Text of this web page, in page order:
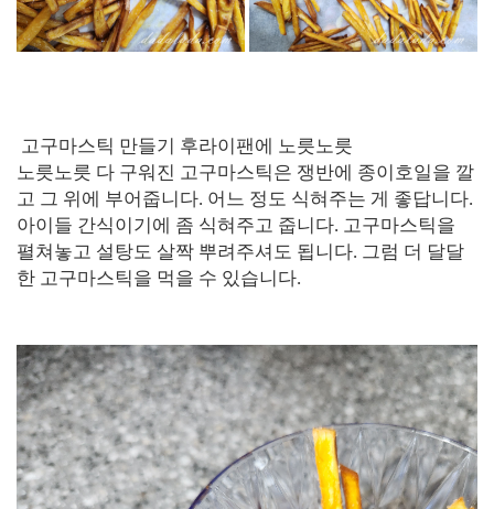
고구마스틱 만들기 후라이팬에 노릇노릇
노릇노릇 다 구워진 고구마스틱은 쟁반에 종이호일을 깔
고 그 위에 부어줍니다. 어느 정도 식혀주는 게 좋답니다.
아이들 간식이기에 좀 식혀주고 줍니다. 고구마스틱을
펼쳐놓고 설탕도 살짝 뿌려주셔도 됩니다. 그럼 더 달달
한 고구마스틱을 먹을 수 있습니다.